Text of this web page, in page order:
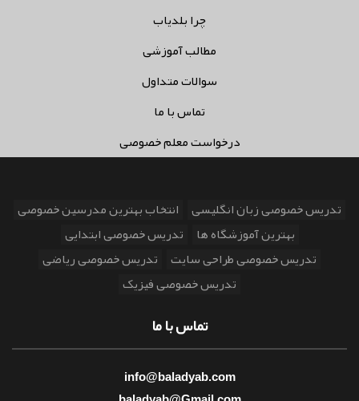
چرا بلدیاب
مطالب آموزشی
سوالات متداول
تماس با ما
درخواست معلم خصوصی
تدریس خصوصی زبان انگلیسی انتخاب بهترین مدرسین خصوصی
بهترین آموزشگاه ها تدریس خصوصی ابتدایی
تدریس خصوصی طراحی سایت تدریس خصوصی ریاضی
تدریس خصوصی فیزیک
تماس با ما
info@baladyab.com